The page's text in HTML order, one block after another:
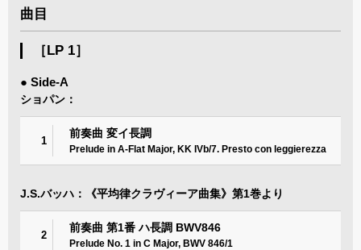
曲目
［LP 1］
● Side-A
ショパン：
1
前奏曲 変イ長調
Prelude in A-Flat Major, KK IVb/7. Presto con leggierezza
J.S.バッハ：《平均律クラヴィーア曲集》第1巻より
2
前奏曲 第1番 ハ長調 BWV846
Prelude No. 1 in C Major, BWV 846/1